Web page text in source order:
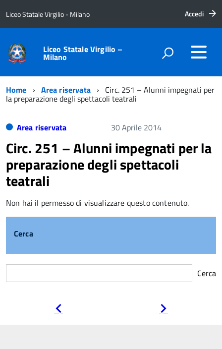
Liceo Statale Virgilio - Milano Accedi
Liceo Statale Virgilio –
Milano
Home Area riservata Circ. 251 – Alunni impegnati per
la preparazione degli spettacoli teatrali
Area riservata 30 Aprile 2014
Circ. 251 – Alunni impegnati per la
preparazione degli spettacoli
teatrali
Non hai il permesso di visualizzare questo contenuto.
Cerca
Cerca